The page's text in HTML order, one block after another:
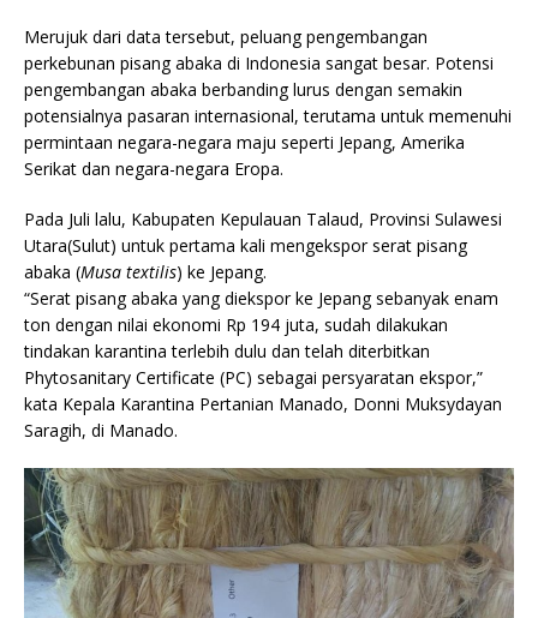
Merujuk dari data tersebut, peluang pengembangan
perkebunan pisang abaka di Indonesia sangat besar. Potensi
pengembangan abaka berbanding lurus dengan semakin
potensialnya pasaran internasional, terutama untuk memenuhi
permintaan negara-negara maju seperti Jepang, Amerika
Serikat dan negara-negara Eropa.
Pada Juli lalu, Kabupaten Kepulauan Talaud, Provinsi Sulawesi
Utara(Sulut) untuk pertama kali mengekspor serat pisang
abaka (Musa textilis) ke Jepang.
“Serat pisang abaka yang diekspor ke Jepang sebanyak enam
ton dengan nilai ekonomi Rp 194 juta, sudah dilakukan
tindakan karantina terlebih dulu dan telah diterbitkan
Phytosanitary Certificate (PC) sebagai persyaratan ekspor,”
kata Kepala Karantina Pertanian Manado, Donni Muksydayan
Saragih, di Manado.